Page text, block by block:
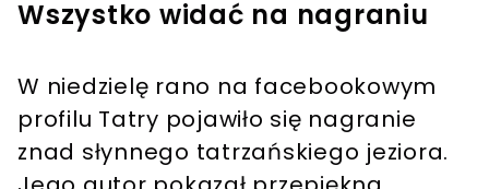
Wszystko widać na nagraniu
W niedzielę rano na facebookowym
profilu Tatry pojawiło się nagranie
znad słynnego tatrzańskiego jeziora.